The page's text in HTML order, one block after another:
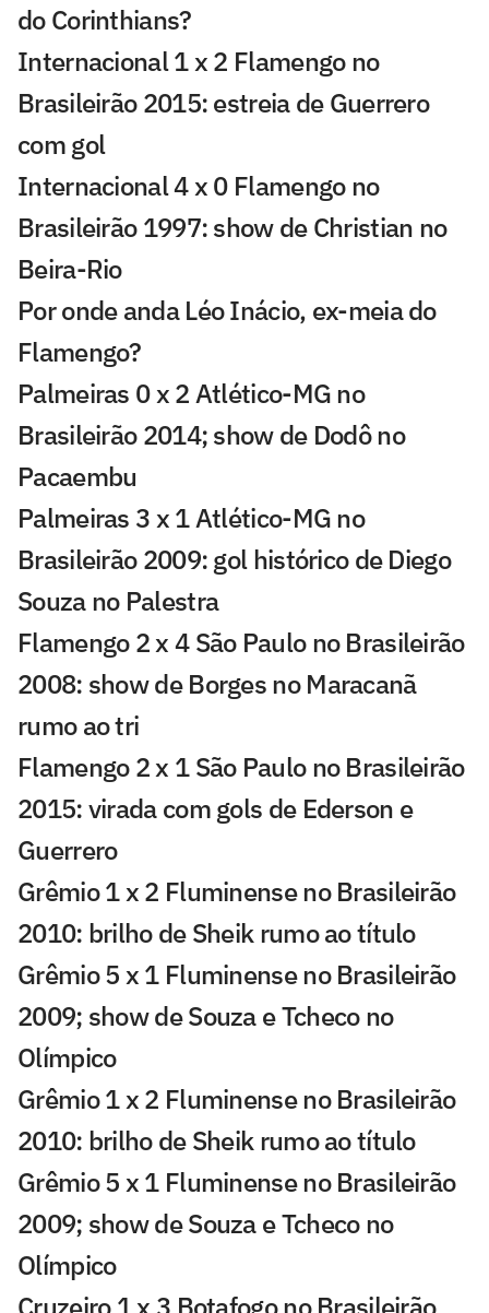
do Corinthians?
Internacional 1 x 2 Flamengo no
Brasileirão 2015: estreia de Guerrero
com gol
Internacional 4 x 0 Flamengo no
Brasileirão 1997: show de Christian no
Beira-Rio
Por onde anda Léo Inácio, ex-meia do
Flamengo?
Palmeiras 0 x 2 Atlético-MG no
Brasileirão 2014; show de Dodô no
Pacaembu
Palmeiras 3 x 1 Atlético-MG no
Brasileirão 2009: gol histórico de Diego
Souza no Palestra
Flamengo 2 x 4 São Paulo no Brasileirão
2008: show de Borges no Maracanã
rumo ao tri
Flamengo 2 x 1 São Paulo no Brasileirão
2015: virada com gols de Ederson e
Guerrero
Grêmio 1 x 2 Fluminense no Brasileirão
2010: brilho de Sheik rumo ao título
Grêmio 5 x 1 Fluminense no Brasileirão
2009; show de Souza e Tcheco no
Olímpico
Grêmio 1 x 2 Fluminense no Brasileirão
2010: brilho de Sheik rumo ao título
Grêmio 5 x 1 Fluminense no Brasileirão
2009; show de Souza e Tcheco no
Olímpico